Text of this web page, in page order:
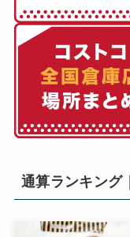
通算ランキング